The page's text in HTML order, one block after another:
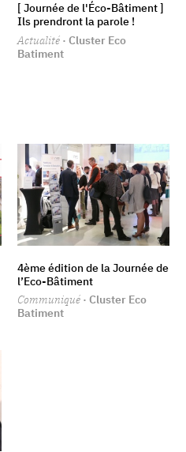
[ Journée de l'Éco-Bâtiment ]
Ils prendront la parole !
Actualité · Cluster Eco
Batiment
4ème édition de la Journée de
l’Eco-Bâtiment
Communiqué · Cluster Eco
Batiment